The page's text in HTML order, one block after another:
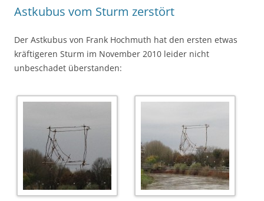
Astkubus vom Sturm zerstört
Der Astkubus von Frank Hochmuth hat den ersten etwas
kräftigeren Sturm im November 2010 leider nicht
unbeschadet überstanden: